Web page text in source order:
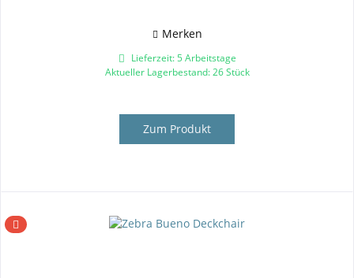
Merken
Lieferzeit: 5 Arbeitstage
Aktueller Lagerbestand: 26 Stück
Zum Produkt